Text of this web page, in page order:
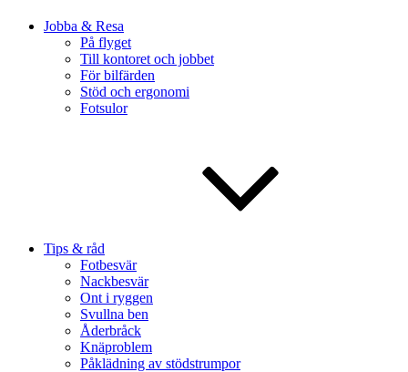
Jobba & Resa
På flyget
Till kontoret och jobbet
För bilfärden
Stöd och ergonomi
Fotsulor
Tips & råd
Fotbesvär
Nackbesvär
Ont i ryggen
Svullna ben
Åderbråck
Knäproblem
Påklädning av stödstrumpor